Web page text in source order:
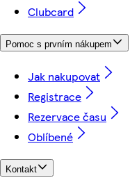
Clubcard
Pomoc s prvním nákupem
Jak nakupovat
Registrace
Rezervace času
Oblíbené
Kontakt